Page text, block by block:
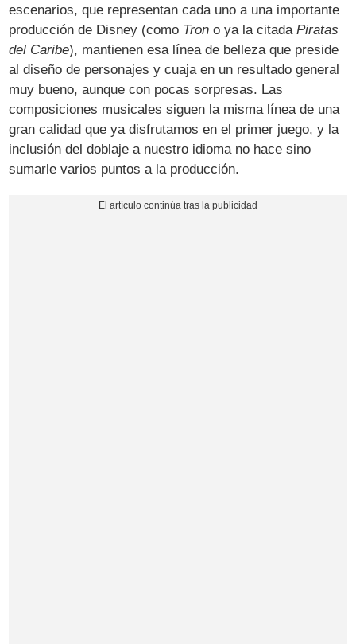
escenarios, que representan cada uno a una importante
producción de Disney (como Tron o ya la citadaPiratas
del Caribe), mantienen esa línea de belleza que preside
al diseño de personajes y cuaja en un resultado general
muy bueno, aunque con pocas sorpresas. Las
composiciones musicales siguen la misma línea de una
gran calidad que ya disfrutamos en el primer juego, y la
inclusión del doblaje a nuestro idioma no hace sino
sumarle varios puntos a la producción.